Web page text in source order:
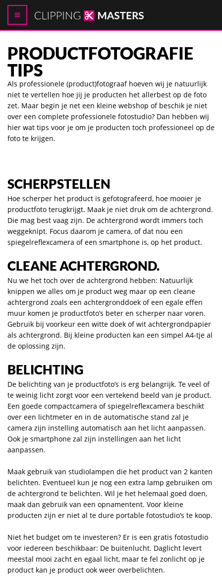
PRODUCTFOTOGRAFIE
TIPS
Als professionele (product)fotograaf hoeven wij je natuurlijk
niet te vertellen hoe jij je producten het allerbest op de foto
zet. Maar begin je net een kleine webshop of beschik je niet
over een complete professionele fotostudio? Dan hebben wij
hier wat tips voor je om je producten toch professioneel op de
foto te krijgen.
SCHERPSTELLEN
Hoe scherper het product is gefotografeerd, hoe mooier je
productfoto terugkrijgt. Maak je niet druk om de achtergrond.
Die mag best vaag zijn. De achtergrond wordt immers toch
weggeknipt. Focus daarom je camera, of dat nou een
spiegelreflexcamera of een smartphone is, op het product.
CLEANE ACHTERGROND.
Nu we het toch over de achtergrond hebben: Natuurlijk
knippen we alles om je product weg maar op een cleane
achtergrond zoals een achtergronddoek of een egale effen
muur komen je productfoto’s beter en scherper naar voren.
Gebruik bij voorkeur een witte doek of wit achtergrondpapier
als achtergrond. Bij kleine producten kan een simpel A4-tje al
de oplossing zijn.
BELICHTING
De belichting van je productfoto’s is erg belangrijk. Te veel of
te weinig licht zorgt voor een vertekend beeld van je product.
Een goede compactcamera of spiegelreflexcamera beschikt
over een lichtmeter en in de automatische stand zal je
camera zijn instelling automatisch aan het licht aanpassen.
Ook je smartphone zal zijn instellingen aan het licht
aanpassen.
Maak gebruik van studiolampen die het product van 2 kanten
belichten. Eventueel kun je nog een extra lamp gebruiken om
de achtergrond te belichten. Wil je het helemaal goed doen,
maak dan gebruik van een opnamentent. Voor kleine
producten zijn er niet al te dure portable fotostudio’s te koop.
Niet het budget om te investeren? Er is een gratis fotostudio
voor iedereen beschikbaar: De buitenlucht. Daglicht levert
meestal mooi zacht en egaal licht, maar te fel zonlicht op je
product kan je product ook weer overbelichten.